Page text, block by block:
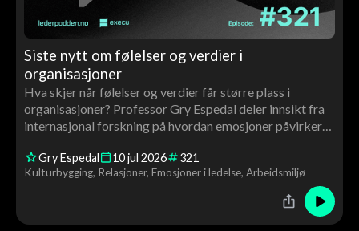
Siste nytt om følelser og verdier i
organisasjoner
Hva skjer når følelser og verdier får større plass i
organisasjoner? Professor Gry Espedal deler innsikt fra
internasjonal forskning på hvordan emosjoner påvirker
hvorfor verdiarbeid handler om langt mer enn ord på
veggen.
Gry Espedal 10jul 2026 321
Kulturbygging Relasjoner Emosjoner i ledelse Arbeidsmiljø